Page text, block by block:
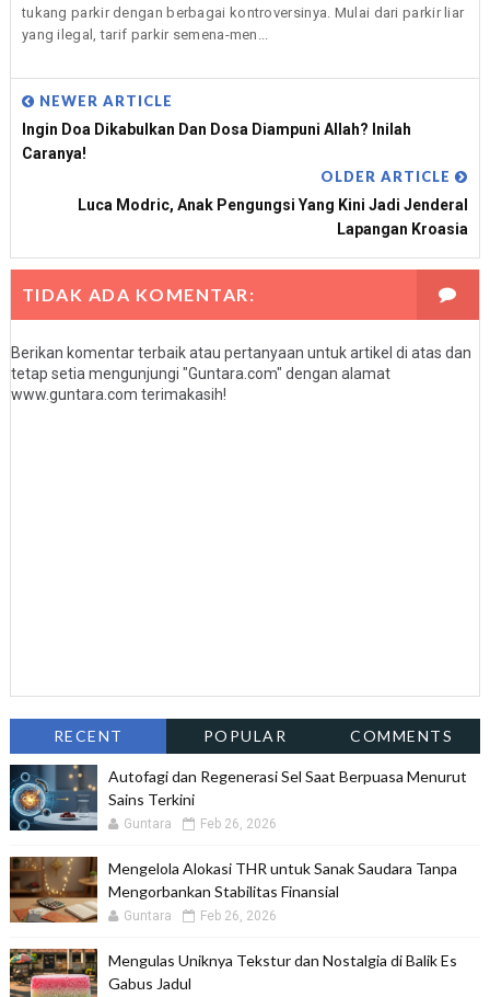
tukang parkir dengan berbagai kontroversinya. Mulai dari parkir liar
yang ilegal, tarif parkir semena-men...
NEWER ARTICLE
Ingin Doa Dikabulkan Dan Dosa Diampuni Allah? Inilah
Caranya!
OLDER ARTICLE
Luca Modric, Anak Pengungsi Yang Kini Jadi Jenderal
Lapangan Kroasia
TIDAK ADA KOMENTAR:
Berikan komentar terbaik atau pertanyaan untuk artikel di atas dan
tetap setia mengunjungi "Guntara.com" dengan alamat
www.guntara.com terimakasih!
RECENT POPULAR COMMENTS
Autofagi dan Regenerasi Sel Saat Berpuasa Menurut
Sains Terkini
Guntara Feb 26, 2026
Mengelola Alokasi THR untuk Sanak Saudara Tanpa
Mengorbankan Stabilitas Finansial
Guntara Feb 26, 2026
Mengulas Uniknya Tekstur dan Nostalgia di Balik Es
Gabus Jadul